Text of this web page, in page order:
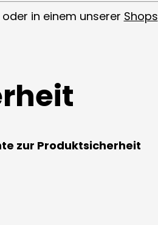
oder in einem unserer Shops
zur Produktsicherheit